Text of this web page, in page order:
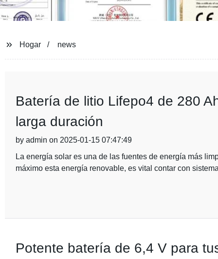
Hogar news
Batería de litio Lifepo4 de 280
larga duración
by admin on 2025-01-15 07:47:49
La energía solar es una de las fuentes de energía más
máximo esta energía renovable, es vital contar con
Potente batería de 6,4 V para